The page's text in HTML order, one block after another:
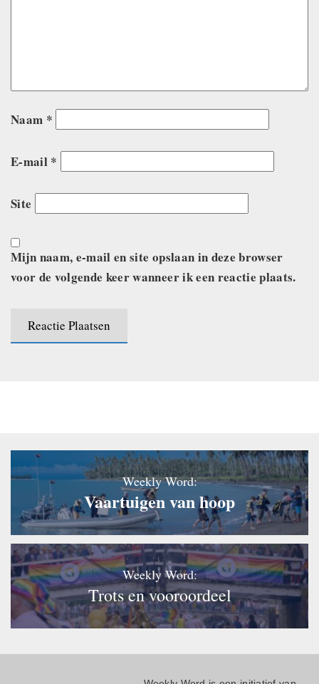
Naam *
E-mail *
Site
Mijn naam, e-mail en site opslaan in deze browser
voor de volgende keer wanneer ik een reactie plaats.
Weekly Word:
Vaartuigen van hoop
Weekly Word:
Trots en vooroordeel